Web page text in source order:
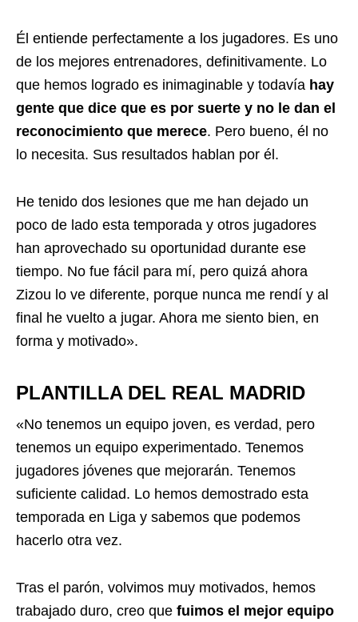
Él entiende perfectamente a los jugadores. Es uno
de los mejores entrenadores, definitivamente. Lo
que hemos logrado es inimaginable y todavía hay
gente que dice que es por suerte y no le dan el
reconocimiento que merece. Pero bueno, él no
lo necesita. Sus resultados hablan por él.
He tenido dos lesiones que me han dejado un
poco de lado esta temporada y otros jugadores
han aprovechado su oportunidad durante ese
tiempo. No fue fácil para mí, pero quizá ahora
Zizou lo ve diferente, porque nunca me rendí y al
final he vuelto a jugar. Ahora me siento bien, en
forma y motivado».
PLANTILLA DEL REAL MADRID
«No tenemos un equipo joven, es verdad, pero
tenemos un equipo experimentado. Tenemos
jugadores jóvenes que mejorarán. Tenemos
suficiente calidad. Lo hemos demostrado esta
temporada en Liga y sabemos que podemos
hacerlo otra vez.
Tras el parón, volvimos muy motivados, hemos
trabajado duro, creo que fuimos el mejor equipo